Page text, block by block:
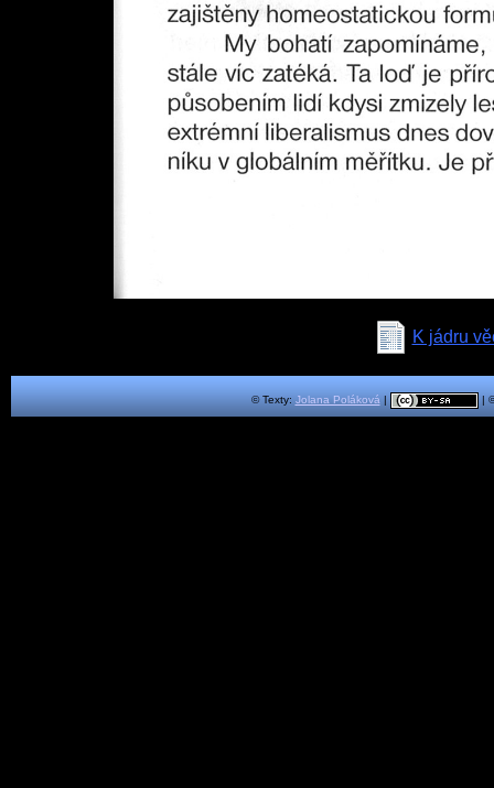
K jádru
© Texty: Jolana Poláková | |